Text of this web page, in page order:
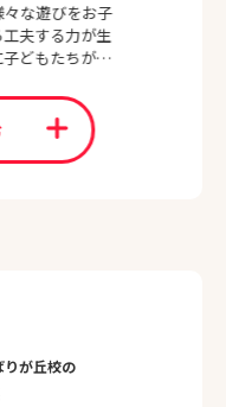
ち溢れた人生のために
るお手伝いをさせて頂
ながら大切にお預かり
な遊びをお子
夫する力が生
どもたちが受
りが丘校の